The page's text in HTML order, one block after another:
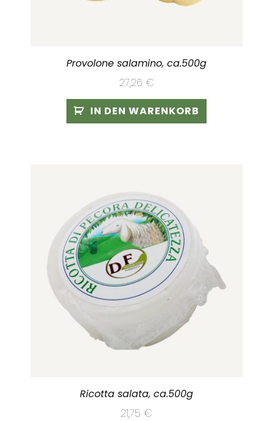
Provolone salamino, ca.500g
27,26 €
IN DEN WARENKORB
Ricotta salata, ca.500g
21,75 €